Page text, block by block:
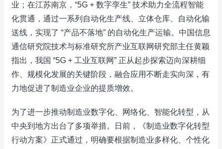
业；在江苏南京，“5G + 数字孪生” 技术助力全流程智能
化贯通，通过一系列自动化生产线、立体仓库、自动化输
送线，实现了 “产品不落地” 的自动化生产运输。中国信息
通信研究院技术与标准研究所产业互联网研究部主任黄颖
指出，我国 “5G + 工业互联网” 正从起步探索迈向深耕细
作、规模化发展的关键阶段，融合应用不断走实向深，有
力地促进了制造业企业的提质增效。​
为了进一步推动制造业数字化、网络化、智能化转型，从
中央到地方出台了多项举措。日前，《制造业数字化转型
行动方案》正式通过，明确要根据制造业多样化、个性化